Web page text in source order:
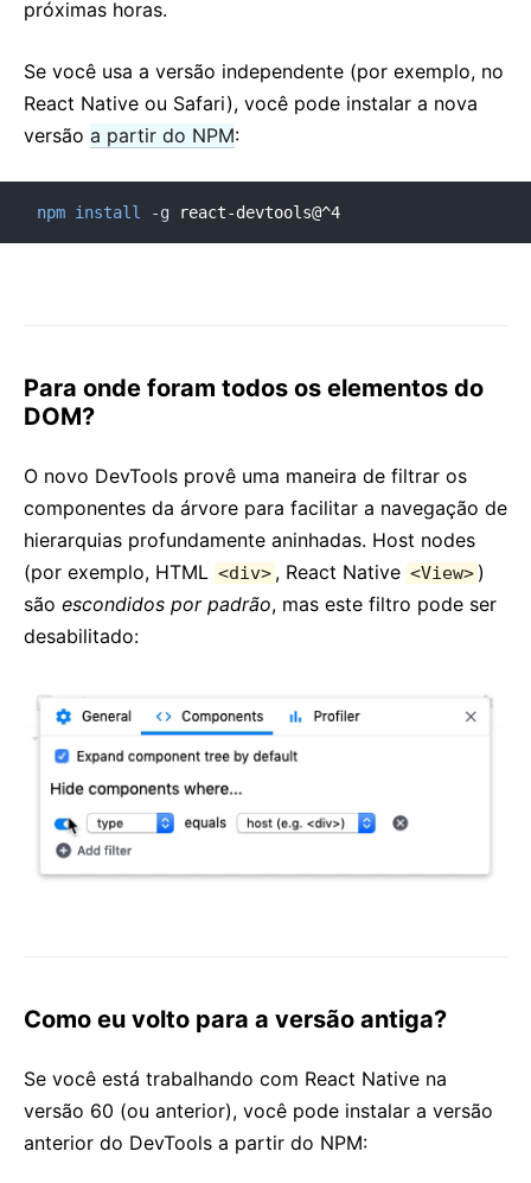
próximas horas.
Se você usa a versão independente (por exemplo, no
React Native ou Safari), você pode instalar a nova
versão a partir do NPM:
npm install -g react-devtools@^4
Para onde foram todos os elementos do
DOM?
O novo DevTools provê uma maneira de filtrar os
componentes da árvore para facilitar a navegação de
hierarquias profundamente aninhadas. Host nodes
(por exemplo, HTML <div> , React Native <View> )
são escondidos por padrão, mas este filtro pode ser
desabilitado:
Como eu volto para a versão antiga?
Se você está trabalhando com React Native na
versão 60 (ou anterior), você pode instalar a versão
anterior do DevTools a partir do NPM: